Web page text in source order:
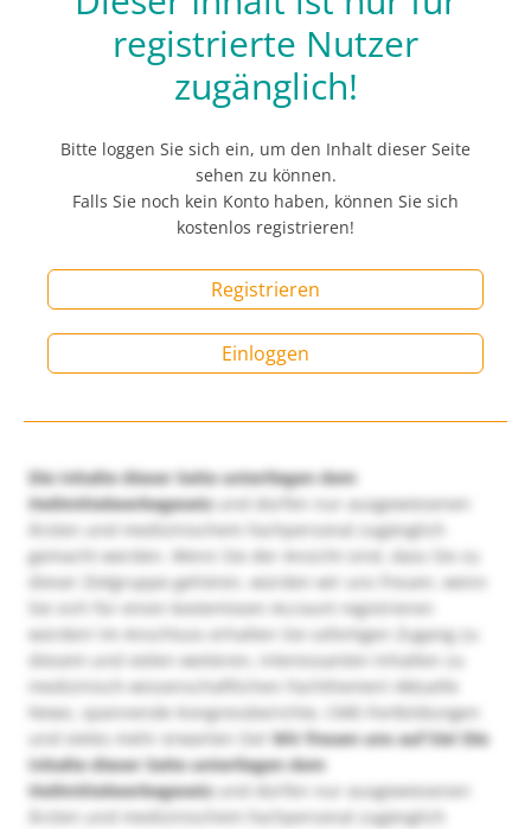
registrierte Nutzer
zugänglich!
Bitte loggen Sie sich ein, um den Inhalt dieser Seite
sehen zu können.
Falls Sie noch kein Konto haben, können Sie sich
kostenlos registrieren!
Registrieren
Einloggen
Die Inhalte dieser Seite unterliegen dem
Heilmittelwerbegesetzund dürfen nur ausgewiesenen
Ärzten und medizinischem Fachpersonal zugänglich
gemacht werden. Wenn Sie der Ansicht sind, dass Sie zu
dieser Zielgruppe gehören, würden wir uns freuen, wenn
Sie sich für einen kostenlosen Account registrieren
würden! Im Anschluss erhalten Sie sofortigen Zugang zu
diesem und vielen weiteren, interessanten Inhalten zu
medizinisch-wissenschaftlichen Fachthemen! Aktuelle
News, spannende Kongressberichte, CME-Fortbildungen
und vieles mehr erwarten Sie!Wir freuen uns auf Sie! Die
Inhalte dieser Seite unterliegen dem
Heilmittelwerbegesetzund dürfen nur ausgewiesenen
Ärzten und medizinischem Fachpersonal zugänglich